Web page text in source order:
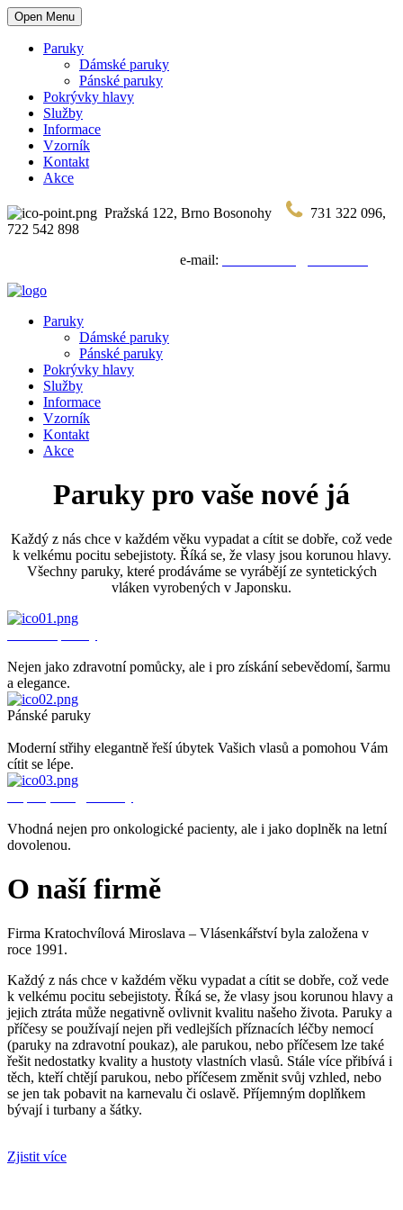
Open Menu
Paruky
Dámské paruky
Pánské paruky
Pokrývky hlavy
Služby
Informace
Vzorník
Kontakt
Akce
Pražská 122, Brno Bosonohy
731 322 096,
722 542 898
e-mail:
Paruky
Dámské paruky
Pánské paruky
Pokrývky hlavy
Služby
Informace
Vzorník
Kontakt
Akce
Paruky pro vaše nové já
Každý z nás chce v každém věku vypadat a cítit se dobře, což vede
k velkému pocitu sebejistoty. Říká se, že vlasy jsou korunou hlavy.
Všechny paruky, které prodáváme se vyrábějí ze syntetických
vláken vyrobených v Japonsku.
Nejen jako zdravotní pomůcky, ale i pro získání sebevědomí, šarmu
a elegance.
Pánské paruky
Moderní střihy elegantně řeší úbytek Vašich vlasů a pomohou Vám
cítit se lépe.
Vhodná nejen pro onkologické pacienty, ale i jako doplněk na letní
dovolenou.
O naší firmě
Firma Kratochvílová Miroslava – Vlásenkářství byla založena v
roce 1991.
Každý z nás chce v každém věku vypadat a cítit se dobře, což vede
k velkému pocitu sebejistoty. Říká se, že vlasy jsou korunou hlavy a
jejich ztráta může negativně ovlivnit kvalitu našeho života. Paruky a
příčesy se používají nejen při vedlejších příznacích léčby nemocí
(paruky na zdravotní poukaz), ale parukou, nebo příčesem lze také
řešit nedostatky kvality a hustoty vlastních vlasů. Stále více přibívá i
těch, kteří chtějí parukou, nebo příčesem změnit svůj vzhled, nebo
se jen tak pobavit na karnevalu či oslavě. Příjemným doplňkem
bývají i turbany a šátky.
Zjistit více